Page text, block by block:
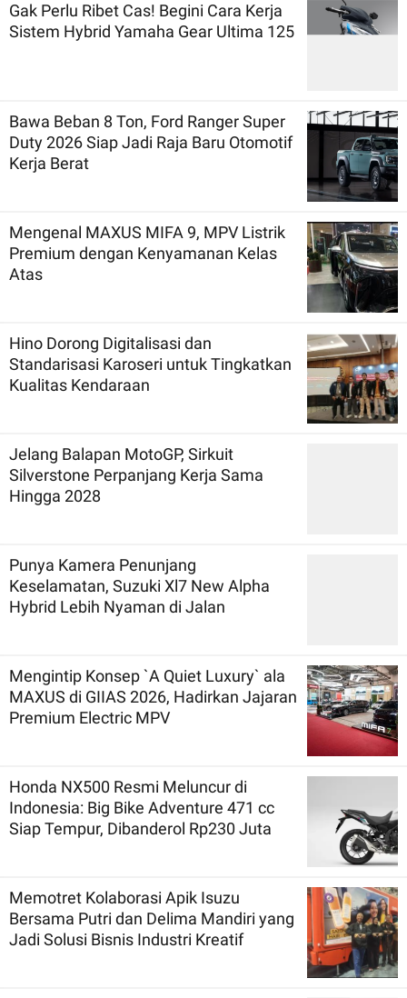
Gak Perlu Ribet Cas! Begini Cara Kerja
Sistem Hybrid Yamaha Gear Ultima 125
Bawa Beban 8 Ton, Ford Ranger Super
Duty 2026 Siap Jadi Raja Baru Otomotif
Kerja Berat
Mengenal MAXUS MIFA 9, MPV Listrik
Premium dengan Kenyamanan Kelas
Atas
Hino Dorong Digitalisasi dan
Standarisasi Karoseri untuk Tingkatkan
Kualitas Kendaraan
Jelang Balapan MotoGP, Sirkuit
Silverstone Perpanjang Kerja Sama
Hingga 2028
Punya Kamera Penunjang
Keselamatan, Suzuki Xl7 New Alpha
Hybrid Lebih Nyaman di Jalan
Mengintip Konsep `A Quiet Luxury` ala
MAXUS di GIIAS 2026, Hadirkan Jajaran
Premium Electric MPV
Honda NX500 Resmi Meluncur di
Indonesia: Big Bike Adventure 471 cc
Siap Tempur, Dibanderol Rp230 Juta
Memotret Kolaborasi Apik Isuzu
Bersama Putri dan Delima Mandiri yang
Jadi Solusi Bisnis Industri Kreatif